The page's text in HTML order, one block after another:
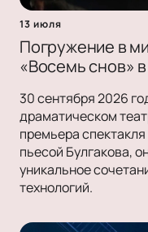
13 июля
Погружение в
«Восемь снов»
30 сентября 2026
драматическом
премьера
пьесой Булгакова,
уникальное
технологий.